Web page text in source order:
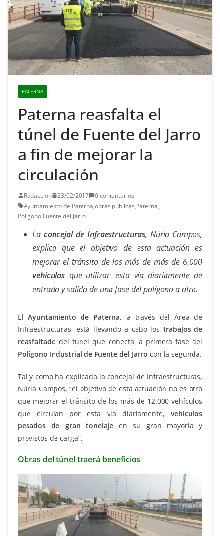
PATERNA
Paterna reasfalta el
túnel de Fuente del Jarro
a fin de mejorar la
circulación
Redaccion 23/02/2017
0 comentarios
Ayuntamiento de Paterna,obras públicas,Paterna,
Polígono Fuente del Jarro
Laconcejal de Infraestructuras, Núria Campos,
explica que el objetivo de esta actuación es
mejorar el tránsito de los más de más de 6.000
vehículos que utilizan esta vía diariamente de
entrada y salida de una fase del polígono a otro.
ElAyuntamiento de Paterna, a través del Área de
Infraestructuras, está llevando a cabo los trabajos de
reasfaltado del túnel que conecta la primera fase del
Polígono Industrial de Fuente del Jarro con la segunda.
Tal y como ha explicado la concejal de Infraestructuras,
Núria Campos, “el objetivo de esta actuación no es otro
que mejorar el tránsito de los más de 12.000 vehículos
que circulan por esta vía diariamente, vehículos
pesados de gran tonelajeen su gran mayoría y
provistos de carga”.
Obras del túnel traerá beneficios